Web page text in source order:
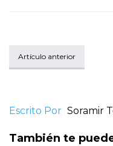
Artículo anterior
Escrito Por Soramir
También te